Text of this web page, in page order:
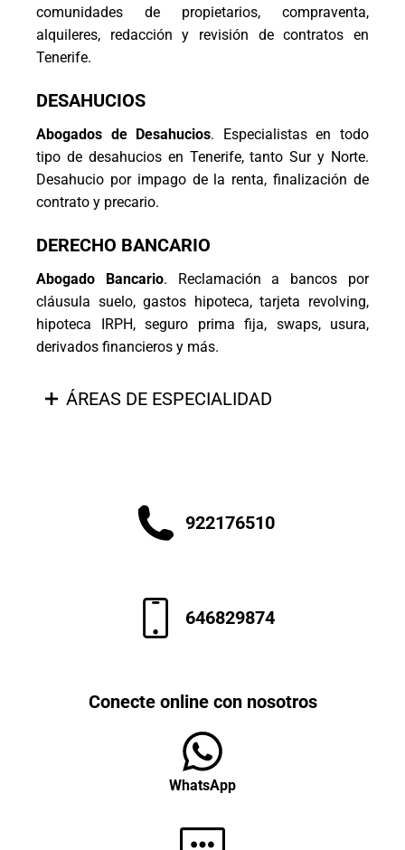
comunidades de propietarios, compraventa,
alquileres, redacción y revisión de contratos en
Tenerife.
DESAHUCIOS
Abogados de Desahucios. Especialistas en todo
tipo de desahucios en Tenerife, tanto Sur y Norte.
Desahucio por impago de la renta, finalización de
contrato y precario.
DERECHO BANCARIO
Abogado Bancario. Reclamación a bancos por
cláusula suelo, gastos hipoteca, tarjeta revolving,
hipoteca IRPH, seguro prima fija, swaps, usura,
derivados financieros y más.
ÁREAS DE ESPECIALIDAD
922176510
646829874
Conecte online con nosotros
WhatsApp